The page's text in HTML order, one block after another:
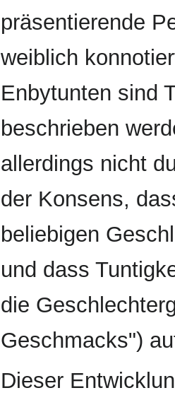
präsentierende
weiblich
Enbytunten sind
beschrieben
allerdings nicht
der Konsens,
beliebigen
und dass
die
Geschmacks")
Dieser